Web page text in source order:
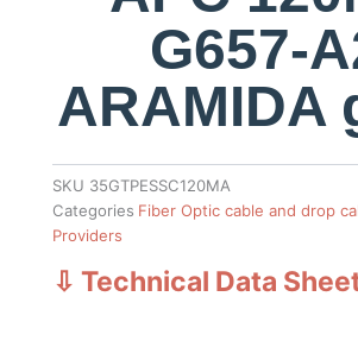
G657-
ARAMIDA
SKU 35GTPESSC120MA
Categories Fiber Optic cable and drop
Providers
⇩ Technical Data